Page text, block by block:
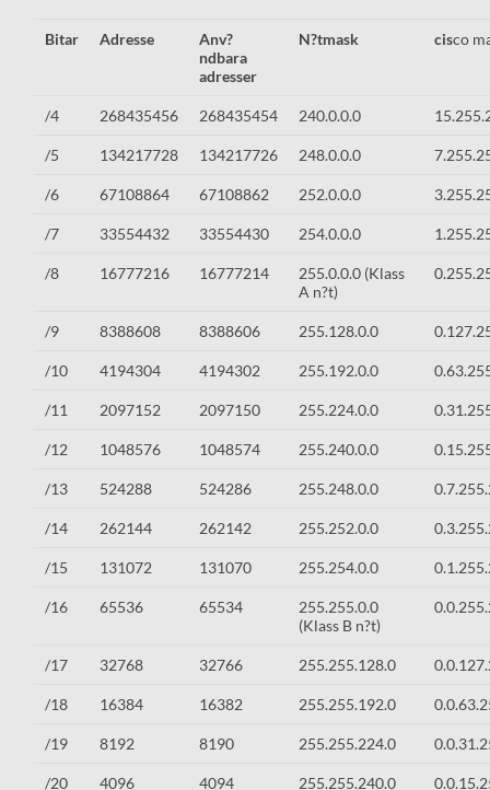
Bitar Adresse
Anv?
ndbara
adresser
N?tmask cisco
/4 268435456 268435454 240.0.0.0
/5 134217728 134217726 248.0.0.0
/6 67108864 67108862 252.0.0.0
/7 33554432 33554430 254.0.0.0
/8 16777216 16777214
255.0.0.0 (Klass
A n?t)
/9 8388608 8388606 255.128.0.0
/10 4194304 4194302 255.192.0.0
/11 2097152 2097150 255.224.0.0
/12 1048576 1048574 255.240.0.0
/13 524288 524286 255.248.0.0
/14 262144 262142 255.252.0.0
/15 131072 131070 255.254.0.0
/16 65536 65534
255.255.0.0
(Klass B n?t)
/17 32768 32766 255.255.128.0
/18 16384 16382 255.255.192.0
/19 8192 8190 255.255.224.0
/20 4096 4094 255.255.240.0